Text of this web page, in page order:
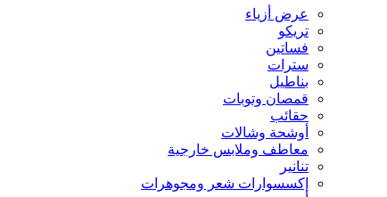
عرض أزياء
تريكو
فساتين
سترات
بناطيل
قمصان وتوبات
حقائب
أوشحة وشالات
معاطف وملابس خارجية
تنانير
إكسسوارات شعر ومجوهرات